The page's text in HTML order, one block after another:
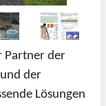
Partner der
der
Lösungen